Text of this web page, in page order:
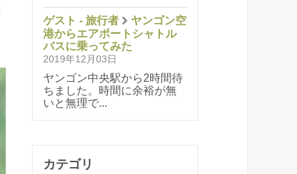
ゲスト - 旅行者
ヤンゴン空
港からエアポートシャトル
バスに乗ってみた
2019年12月03日
ヤンゴン中央駅から2時間待
ちました。時間に余裕が無
いと無理で...
カテゴリ